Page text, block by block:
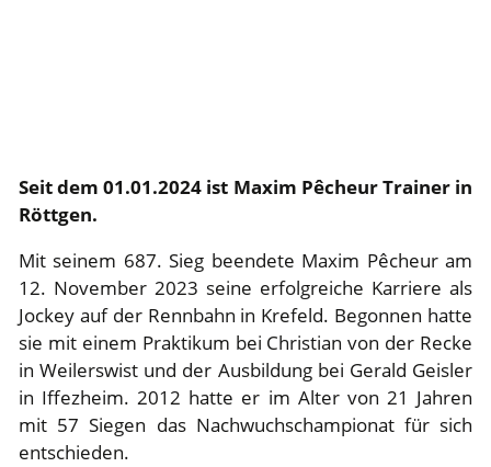
Seit dem 01.01.2024 ist Maxim Pêcheur Trainer in
Röttgen.
Mit seinem 687. Sieg beendete Maxim Pêcheur am
12. November 2023 seine erfolgreiche Karriere als
Jockey auf der Rennbahn in Krefeld. Begonnen hatte
sie mit einem Praktikum bei Christian von der Recke
in Weilerswist und der Ausbildung bei Gerald Geisler
in Iffezheim. 2012 hatte er im Alter von 21 Jahren
mit 57 Siegen das Nachwuchschampionat für sich
entschieden.